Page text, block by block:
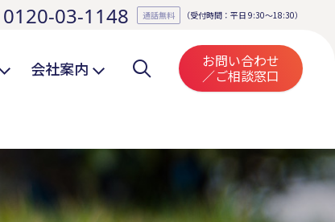
0120-03-1148 通話無料 （受付時間：平日 9:30～18:30）
会社案内 お問い合わせ
／ご相談窓口